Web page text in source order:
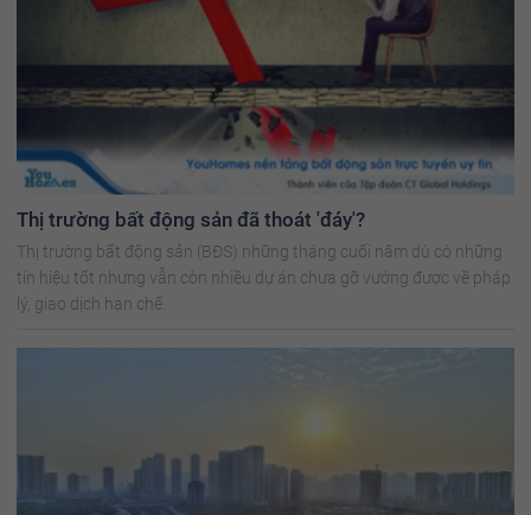
Thị trường bất động sản đã thoát 'đáy'?
Thị trường bất động sản (BĐS) những tháng cuối năm dù có những
tín hiệu tốt nhưng vẫn còn nhiều dự án chưa gỡ vướng được về pháp
lý, giao dịch hạn chế.